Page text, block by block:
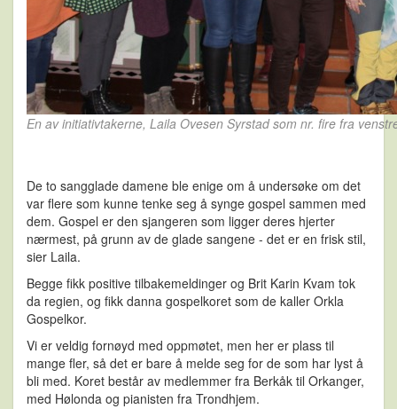
En av initiativtakerne, Laila Ovesen Syrstad som nr. fire fra
De to sangglade damene ble enige om å undersøke om det
var flere som kunne tenke seg å synge gospel sammen med
dem. Gospel er den sjangeren som ligger deres hjerter
nærmest, på grunn av de glade sangene - det er en frisk stil,
sier Laila.
Begge fikk positive tilbakemeldinger og Brit Karin Kvam tok
da regien, og fikk danna gospelkoret som de kaller Orkla
Gospelkor.
Vi er veldig fornøyd med oppmøtet, men her er plass til
mange fler, så det er bare å melde seg for de som har lyst å
bli med. Koret består av medlemmer fra Berkåk til Orkanger,
med Hølonda og pianisten fra Trondhjem.